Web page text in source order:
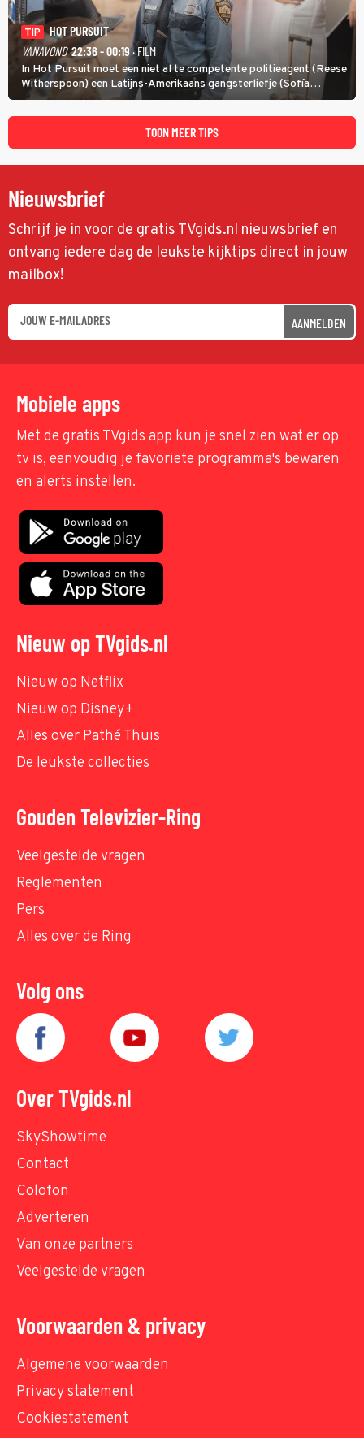
TIP
HOT PURSUIT
VANAVOND 22:36 - 00:19· FILM
In Hot Pursuit moet een niet al te competente politieagent (Reese
Witherspoon) een Latijns-Amerikaans gangsterliefje (Sofía
Vergara) beschermen tegen corrupte agenten en moordlustige
maffiatypes.
TOON MEER TIPS
Nieuwsbrief
Schrijf je in voor de gratis TVgids.nl nieuwsbrief en
ontvang iedere dag de leukste kijktips direct in jouw
mailbox!
AANMELDEN
Mobiele apps
Met de gratis TVgids app kun je snel zien wat er op
tv is, eenvoudig je favoriete programma's bewaren
en alerts instellen.
Nieuw op TVgids.nl
Nieuw op Netflix
Nieuw op Disney+
Alles over Pathé Thuis
De leukste collecties
Gouden Televizier-Ring
Veelgestelde vragen
Reglementen
Pers
Alles over de Ring
Volg ons
Over TVgids.nl
SkyShowtime
Contact
Colofon
Adverteren
Van onze partners
Veelgestelde vragen
Voorwaarden & privacy
Algemene voorwaarden
Privacy statement
Cookiestatement